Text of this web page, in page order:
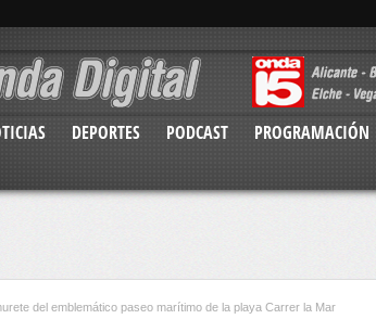
DEPORTES PODCAST PROGRAMACIÓN
del emblemático paseo marítimo de la playa Carrer la Mar